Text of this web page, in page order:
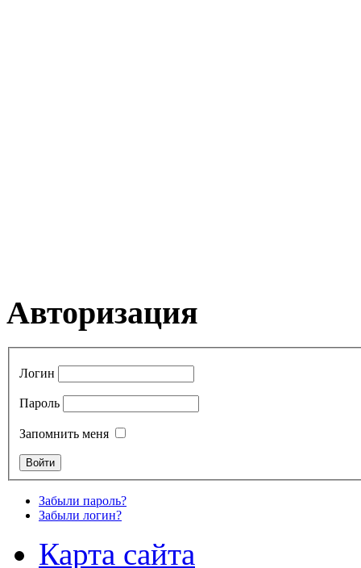
Авторизация
Логин
Пароль
Запомнить меня
Забыли пароль?
Забыли логин?
Карта сайта